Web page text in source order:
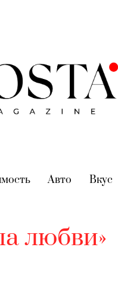
(current)
Авто (current)
Вкус
любви»